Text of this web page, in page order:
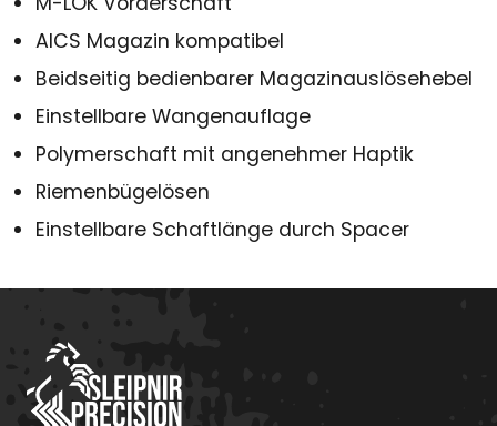
AICS Magazin kompatibel
Beidseitig bedienbarer Magazinauslösehebel
Einstellbare Wangenauflage
Polymerschaft mit angenehmer Haptik
Riemenbügelösen
Einstellbare Schaftlänge durch Spacer